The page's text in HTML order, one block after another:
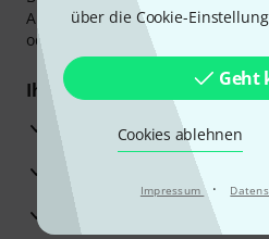
über die Cookie-
Geht
Cookies ablehnen
Impressum ·
Amazon Pay,Klarna Sofort
oder Kreditkarte.
Ihre Vorteile
3 Jahre Thomann Garantie
30 Tage Money-Back-Garantie